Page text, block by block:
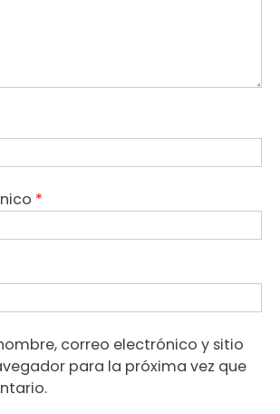
*
correo electrónico y sitio
para la próxima vez que